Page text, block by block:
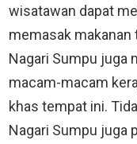
wisatawan dapat
memasak makanan
Nagari Sumpu juga
macam-macam
khas tempat ini.
Nagari Sumpu juga